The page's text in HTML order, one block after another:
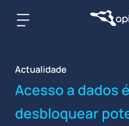
Actualidade
Acesso a dados
desbloquear